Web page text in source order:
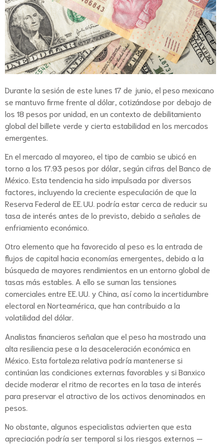
Durante la sesión de este lunes 17 de junio, el peso mexicano
se mantuvo firme frente al dólar, cotizándose por debajo de
los 18 pesos por unidad, en un contexto de debilitamiento
global del billete verde y cierta estabilidad en los mercados
emergentes.
En el mercado al mayoreo, el tipo de cambio se ubicó en
torno a los 17.93 pesos por dólar, según cifras del Banco de
México. Esta tendencia ha sido impulsada por diversos
factores, incluyendo la creciente especulación de que la
Reserva Federal de EE. UU. podría estar cerca de reducir su
tasa de interés antes de lo previsto, debido a señales de
enfriamiento económico.
Otro elemento que ha favorecido al peso es la entrada de
flujos de capital hacia economías emergentes, debido a la
búsqueda de mayores rendimientos en un entorno global de
tasas más estables. A ello se suman las tensiones
comerciales entre EE. UU. y China, así como la incertidumbre
electoral en Norteamérica, que han contribuido a la
volatilidad del dólar.
Analistas financieros señalan que el peso ha mostrado una
alta resiliencia pese a la desaceleración económica en
México. Esta fortaleza relativa podría mantenerse si
continúan las condiciones externas favorables y si Banxico
decide moderar el ritmo de recortes en la tasa de interés
para preservar el atractivo de los activos denominados en
pesos.
No obstante, algunos especialistas advierten que esta
apreciación podría ser temporal si los riesgos externos —